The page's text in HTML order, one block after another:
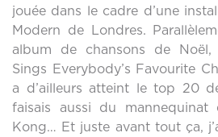
jouée dans le cadre d’une
Modern de Londres.
album de chansons de Noël,
Sings Everybody’s Favourite
a d’ailleurs atteint le top 20
faisais aussi du
Kong… Et juste avant tout ça,